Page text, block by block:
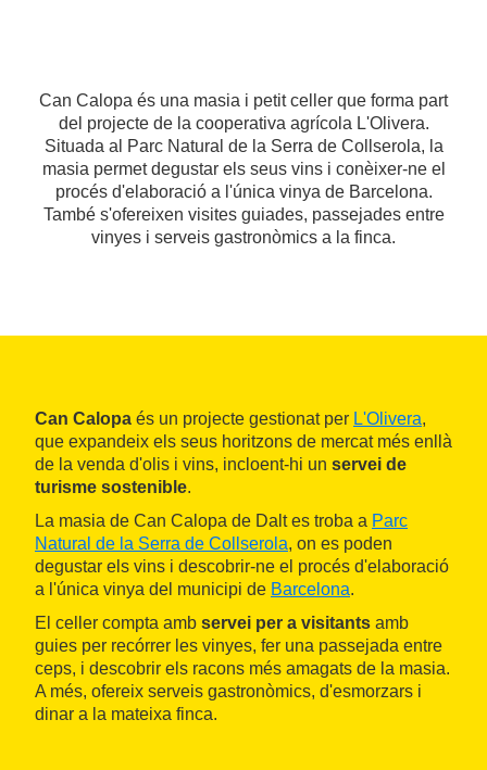
Can Calopa és una masia i petit celler que forma part
del projecte de la cooperativa agrícola L'Olivera.
Situada al Parc Natural de la Serra de Collserola, la
masia permet degustar els seus vins i conèixer-ne el
procés d'elaboració a l'única vinya de Barcelona.
També s'ofereixen visites guiades, passejades entre
vinyes i serveis gastronòmics a la finca.
Can Calopa és un projecte gestionat per L'Olivera,
que expandeix els seus horitzons de mercat més enllà
de la venda d'olis i vins, incloent-hi un servei de
turisme sostenible.
La masia de Can Calopa de Dalt es troba a Parc
Natural de la Serra de Collserola, on es poden
degustar els vins i descobrir-ne el procés d'elaboració
a l'única vinya del municipi de Barcelona.
El celler compta amb servei per a visitants amb
guies per recórrer les vinyes, fer una passejada entre
ceps, i descobrir els racons més amagats de la masia.
A més, ofereix serveis gastronòmics, d'esmorzars i
dinar a la mateixa finca.